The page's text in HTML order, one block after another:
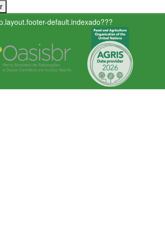
default.indexado???